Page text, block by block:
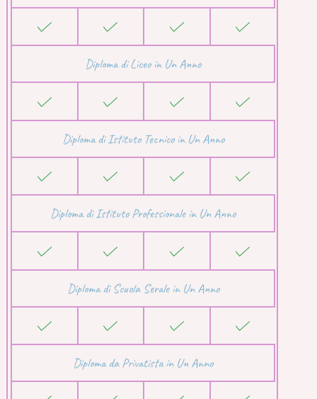
Diploma di Liceo in Un Anno
Diploma di Istituto Tecnico in Un Anno
Diploma di Istituto Professionale in Un Anno
Diploma di Scuola Serale in Un Anno
Diploma da Privatista in Un Anno